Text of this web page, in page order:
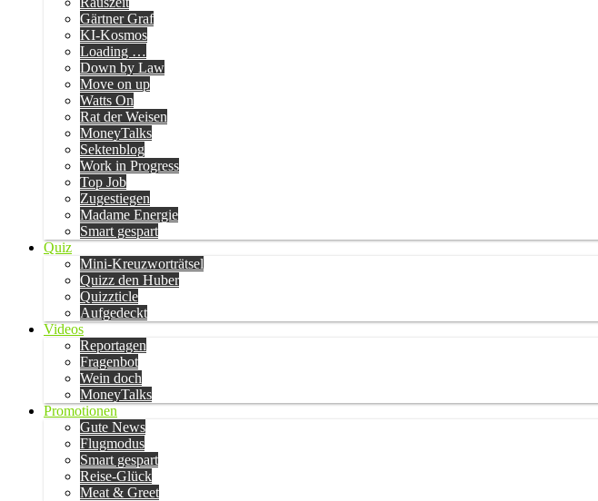
Gärtner Graf
KI-Kosmos
Loading …
Down by Law
Move on up
Watts On
Rat der Weisen
MoneyTalks
Sektenblog
Work in Progress
Top Job
Zugestiegen
Madame Energie
Smart gespart
Quiz
Mini-Kreuzworträtsel
Quizz den Huber
Quizzticle
Aufgedeckt
Videos
Reportagen
Fragenbot
Wein doch
MoneyTalks
Promotionen
Gute News
Flugmodus
Smart gespart
Reise-Glück
Meat & Greet